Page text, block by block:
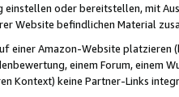
oder bereitstellen, mit
Website befindlichen Material
einer Amazon-Website
einem Forum, einem
Kontext) keine Partner-Links